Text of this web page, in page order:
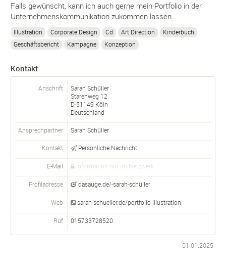
Falls gewünscht, kann ich auch gerne mein Portfolio in der
Unternehmenskommunikation zukommen lassen.
Illustration Corporate Design Cd Art Direction
Kinderbuch
Geschäftsbericht
Kampagne Konzeption
Kontakt
Anschrift
Sarah Schüller
Starenweg 12
D-51149 Köln
Deutschland
Ansprechpartner Sarah Schüller
Kontakt Persönliche Nachricht
E-Mail Information nur im Netzwerk
Profiladresse dasauge.de/-sarah-schüller
Web sarah-schueller.de/portfolio-illustration
Ruf 015733728520
01.01.2025